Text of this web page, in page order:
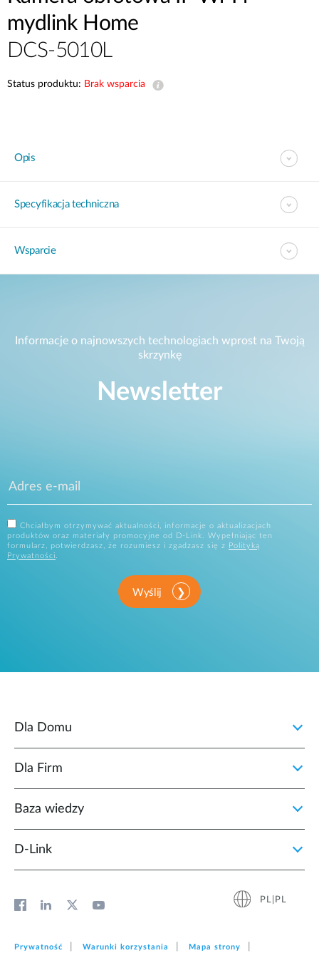
mydlink Home
DCS-5010L
Status produktu: Brak wsparcia
Opis
Specyfikacja techniczna
Wsparcie
Informacje o najnowszych technologiach wprost na Twoją
skrzynkę
Newsletter
Chciałbym otrzymywać aktualności, informacje o aktualizacjach
produktów oraz materiały promocyjne od D-Link. Wypełniając ten
formularz, potwierdzasz, że rozumiesz i zgadzasz się z
Polityką
Prywatności.
Wyślij
Dla Domu
Dla Firm
Baza wiedzy
D‑Link
PL|PL
Prywatność Warunki korzystania Mapa strony